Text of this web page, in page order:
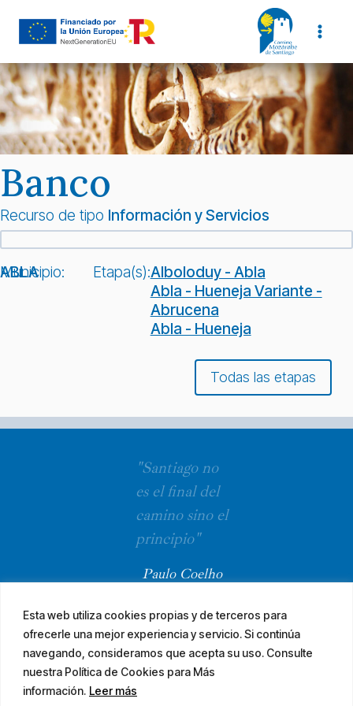
Esta web utiliza cookies propias y de terceros para
ofrecerle una mejor experiencia y servicio. Si continúa
navegando, consideramos que acepta su uso. Consulte
nuestra Política de Cookies para Más
información. Leer más
Banco
Recurso de tipo Información y Servicios
Municipio:
ABLA Etapa(s):Alboloduy - Abla
Abla - Hueneja Variante -
Abrucena
Abla - Hueneja
Todas las etapas
"Santiago no
es el final del
camino sino el
principio"
Paulo Coelho